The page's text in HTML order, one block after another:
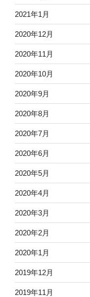
2021年1月
2020年12月
2020年11月
2020年10月
2020年9月
2020年8月
2020年7月
2020年6月
2020年5月
2020年4月
2020年3月
2020年2月
2020年1月
2019年12月
2019年11月